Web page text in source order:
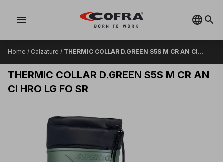
menu
Home / Calzature / THERMIC COLLAR D.GREEN S5S M CR AN CI
THERMIC COLLAR D.GREEN S5S M CR AN
CI HRO LG FO SR